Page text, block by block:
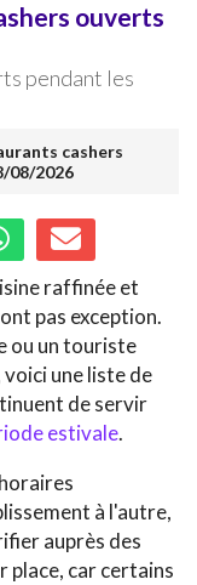
ouverts
pendant les
cashers
08/2026
raffinée et
pas exception.
ou un touriste
voici une liste de
de servir
estivale.
à l'autre,
auprès des
place, car certains